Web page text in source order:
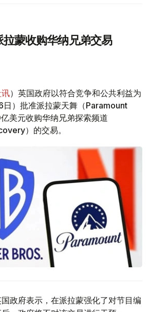
蒙收购华纳兄弟交易
）英国政府以符合竞争和公共利益为
日）批准派拉蒙天舞（Paramount
美元收购华纳兄弟探索频道
）的交易。
政府表示，在派拉蒙强化了对节目编